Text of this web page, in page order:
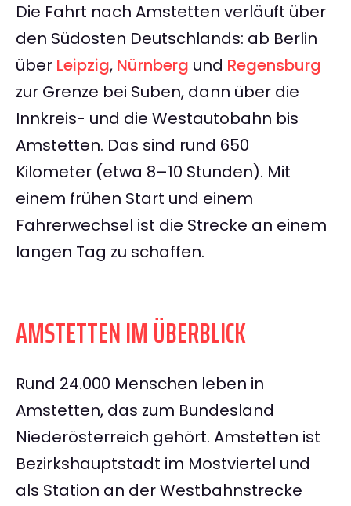
Die Fahrt nach Amstetten verläuft über
den Südosten Deutschlands: ab Berlin
über Leipzig, Nürnberg und Regensburg
zur Grenze bei Suben, dann über die
Innkreis- und die Westautobahn bis
Amstetten. Das sind rund 650
Kilometer (etwa 8–10 Stunden). Mit
einem frühen Start und einem
Fahrerwechsel ist die Strecke an einem
langen Tag zu schaffen.
AMSTETTEN IM ÜBERBLICK
Rund 24.000 Menschen leben in
Amstetten, das zum Bundesland
Niederösterreich gehört. Amstetten ist
Bezirkshauptstadt im Mostviertel und
als Station an der Westbahnstrecke